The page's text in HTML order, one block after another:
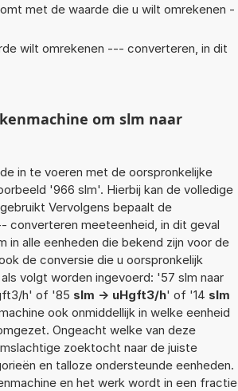
met de waarde die u wilt omrekenen -
wilt omrekenen --- converteren, in dit
om slm naar
in te voeren met de oorspronkelijke
'966 slm'. Hierbij kan de volledige
Vervolgens bepaalt de
converteren meeteenheid, in dit geval
alle eenheden die bekend zijn voor de
de conversie die u oorspronkelijk
volgt worden ingevoerd: '57 slm naar
h' of '85 slm -> uHgft3/h' of '14 slm
ook onmiddellijk in welke eenheid
Ongeacht welke van deze
zoektocht naar de juiste
en talloze ondersteunde eenheden.
en het werk wordt in een fractie